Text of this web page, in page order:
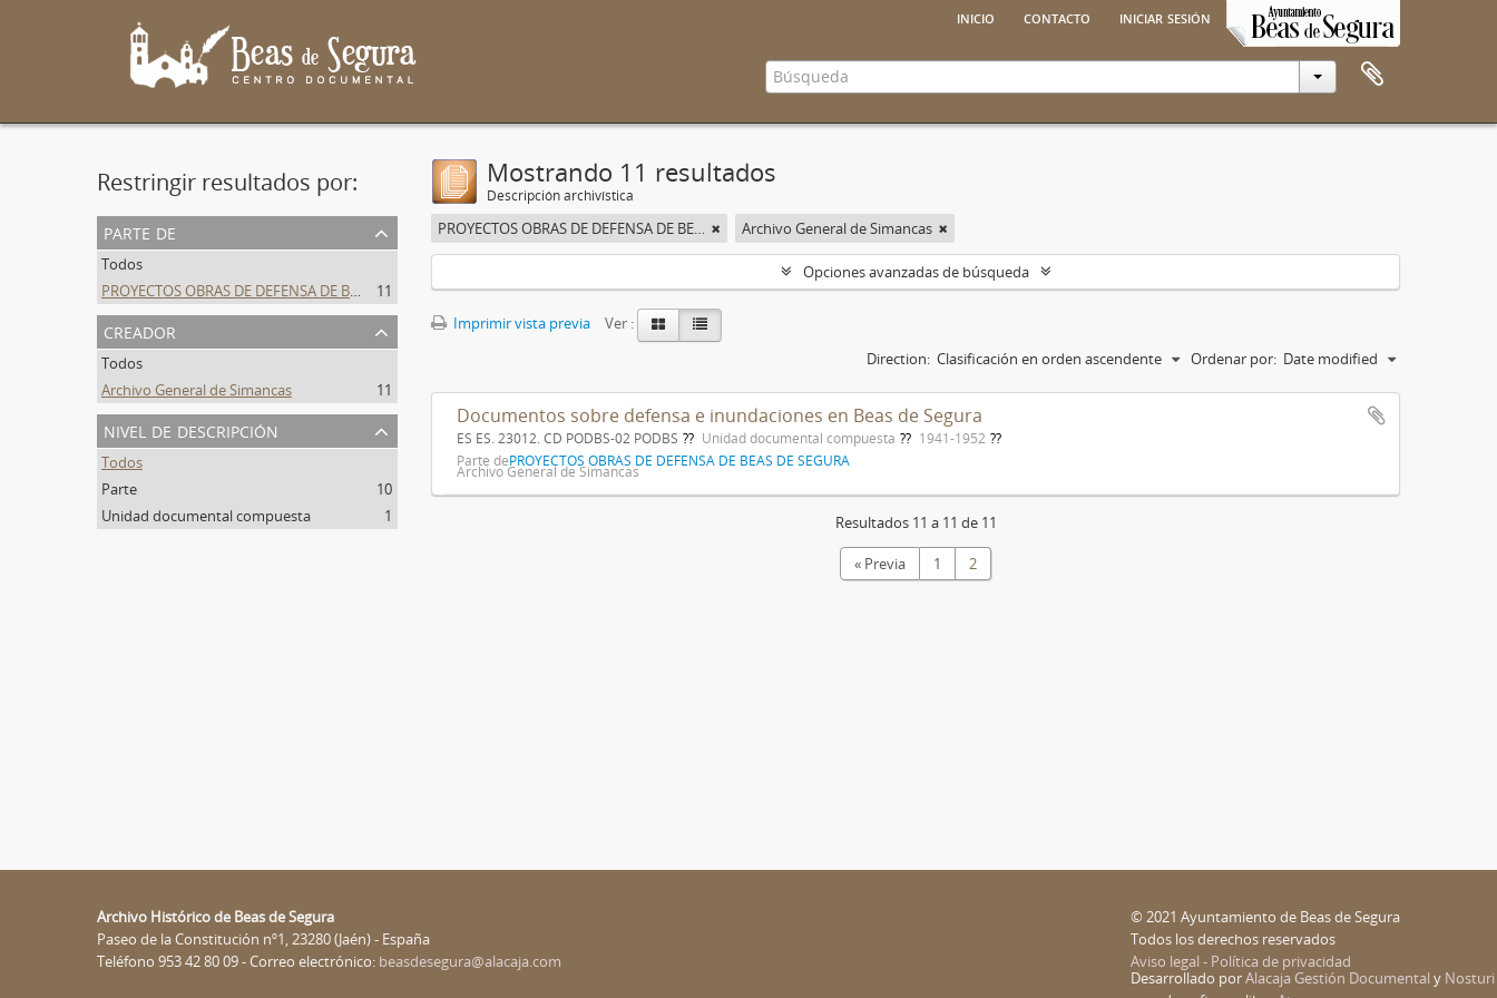
inicio contacto iniciar sesión
Restringir resultados por:
parte de
Todos
PROYECTOS OBRAS DE DEFENSA DE BEAS DE SEGURA
11
creador
Todos
Archivo General de Simancas
11
nivel de descripción
Todos
Parte
10
Unidad documental compuesta
1
Mostrando 11 resultados
Descripción archivística
PROYECTOS OBRAS DE DEFENSA DE BEAS DE SEGURA Archivo General de Simancas
Opciones avanzadas de búsqueda
Imprimir vista previa
Ver :
Ordenar por: Date modified
Direction: Clasificación en orden ascendente
Documentos sobre defensa e inundaciones en Beas de Segura
ES ES. 23012. CD PODBS-02 PODBS Unidad documental compuesta
1941-1952
Parte dePROYECTOS OBRAS DE DEFENSA DE BEAS DE SEGURA
Archivo General de Simancas
Resultados 11 a 11 de 11
« Previa 1 2
Archivo Histórico de Beas de Segura
Paseo de la Constitución nº1, 23280 (Jaén) - España
Teléfono 953 42 80 09 - Correo electrónico: beasdesegura@alacaja.com
© 2021 Ayuntamiento de Beas de Segura
Todos los derechos reservados
Aviso legal - Política de privacidad
Desarrollado porAlacaja Gestión Documental y Nosturi